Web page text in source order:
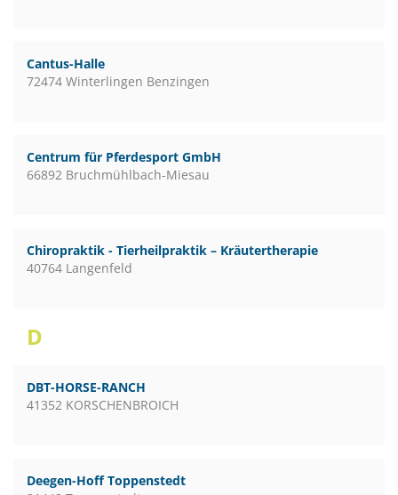
Cantus-Halle
72474 Winterlingen Benzingen
Centrum für Pferdesport GmbH
66892 Bruchmühlbach-Miesau
Chiropraktik - Tierheilpraktik – Kräutertherapie
40764 Langenfeld
D
DBT-HORSE-RANCH
41352 KORSCHENBROICH
Deegen-Hoff Toppenstedt